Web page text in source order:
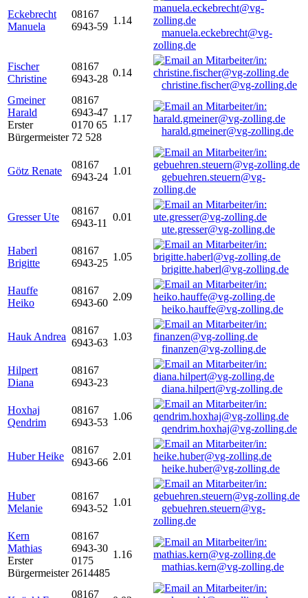
Eckebrecht
Manuela
08167
6943-59
1.14
manuela.eckebrecht@vg-
zolling.de
Fischer
Christine
08167
6943-28
0.14
christine.fischer@vg-zolling.de
Gmeiner
Harald
Erster
Bürgermeister
08167
6943-47
0170 65
72 528
1.17
harald.gmeiner@vg-zolling.de
Götz Renate
08167
6943-24
1.01
gebuehren.steuern@vg-
zolling.de
Gresser Ute
08167
6943-11
0.01
ute.gresser@vg-zolling.de
Haberl
Brigitte
08167
6943-25
1.05
brigitte.haberl@vg-zolling.de
Hauffe
Heiko
08167
6943-60
2.09
heiko.hauffe@vg-zolling.de
Hauk Andrea
08167
6943-63
1.03
finanzen@vg-zolling.de
Hilpert
Diana
08167
6943-23
diana.hilpert@vg-zolling.de
Hoxhaj
Qendrim
08167
6943-53
1.06
qendrim.hoxhaj@vg-zolling.de
Huber Heike
08167
6943-66
2.01
heike.huber@vg-zolling.de
Huber
Melanie
08167
6943-52
1.01
gebuehren.steuern@vg-
zolling.de
Kern
Mathias
Erster
Bürgermeister
08167
6943-30
0175
2614485
1.16
mathias.kern@vg-zolling.de
08167